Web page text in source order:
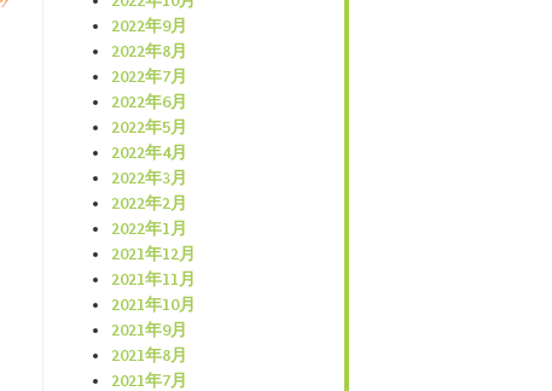
2022年9月
2022年8月
2022年7月
2022年6月
2022年5月
2022年4月
2022年3月
2022年2月
2022年1月
2021年12月
2021年11月
2021年10月
2021年9月
2021年8月
2021年7月